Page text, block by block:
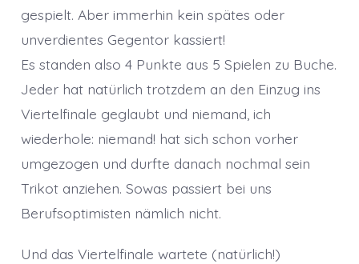
gespielt. Aber immerhin kein spätes oder
unverdientes Gegentor kassiert!
Es standen also 4 Punkte aus 5 Spielen zu Buche.
Jeder hat natürlich trotzdem an den Einzug ins
Viertelfinale geglaubt und niemand, ich
wiederhole: niemand! hat sich schon vorher
umgezogen und durfte danach nochmal sein
Trikot anziehen. Sowas passiert bei uns
Berufsoptimisten nämlich nicht.
Und das Viertelfinale wartete (natürlich!)